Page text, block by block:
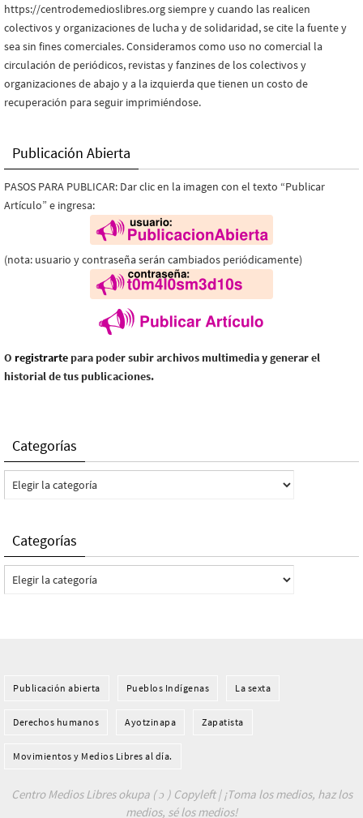
https://centrodemedioslibres.org siempre y cuando las realicen
colectivos y organizaciones de lucha y de solidaridad, se cite la fuente y
sea sin fines comerciales. Consideramos como uso no comercial la
circulación de periódicos, revistas y fanzines de los colectivos y
organizaciones de abajo y a la izquierda que tienen un costo de
recuperación para seguir imprimiéndose.
Publicación Abierta
PASOS PARA PUBLICAR: Dar clic en la imagen con el texto “Publicar
Artículo” e ingresa:
(nota: usuario y contraseña serán cambiados periódicamente)
O registrarte para poder subir archivos multimedia y generar el
historial de tus publicaciones.
Categorías
Categorías
Categorías
Categorías
Publicación abierta Pueblos Indí­genas La sexta
Derechos humanos Ayotzinapa Zapatista
Movimientos y Medios Libres al día.
Centro Medios Libres okupa ( ɔ ) Copyleft | ¡Toma los medios, haz los
medios, sé los medios!